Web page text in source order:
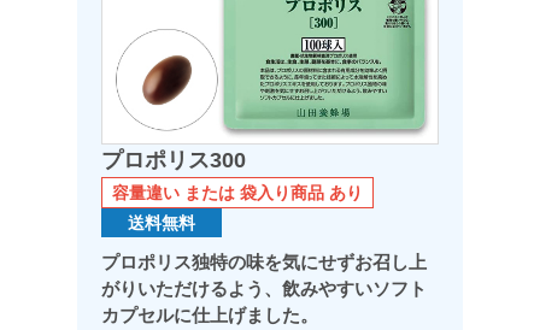
プロポリス300
容量違い または 袋入り商品 あり
送料無料
プロポリス独特の味を気にせずお召し上
がりいただけるよう、飲みやすいソフト
カプセルに仕上げました。